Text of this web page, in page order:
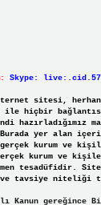
Skype:
sitesi,
hiçbir bağlantısı
hazırladığımız
Burada yer alan
kurum ve
Gerçek kurum ve
tesadüfidir.
tavsiye niteliği
Kanun